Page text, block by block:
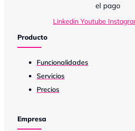
el pago
Linkedin Youtube
Producto
Funcionalidades
Servicios
Precios
Empresa